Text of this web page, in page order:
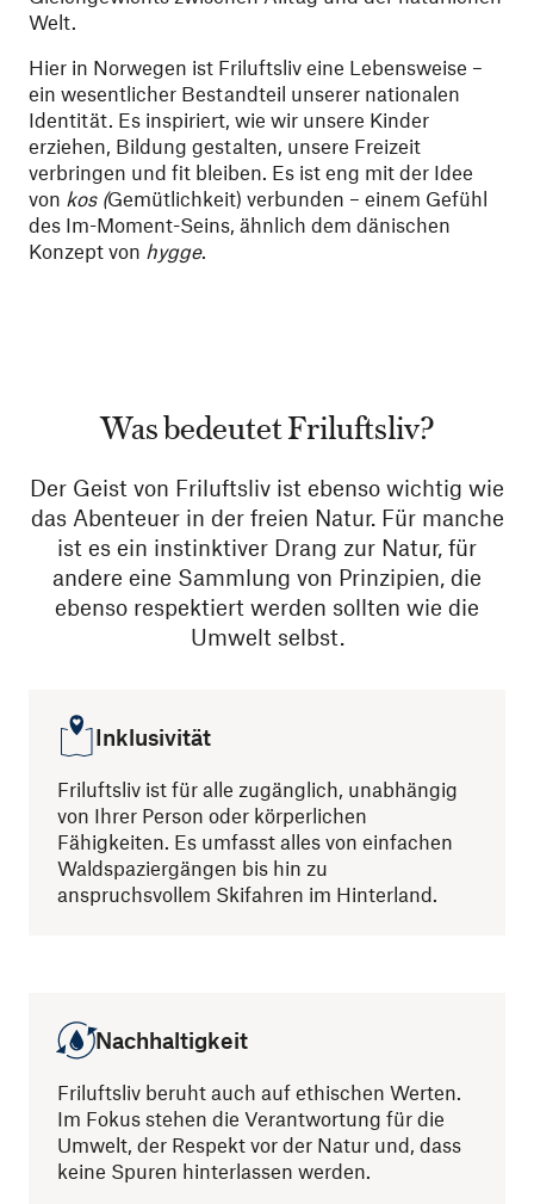
Welt.
Hier in Norwegen ist Friluftsliv eine Lebensweise –
ein wesentlicher Bestandteil unserer nationalen
Identität. Es inspiriert, wie wir unsere Kinder
erziehen, Bildung gestalten, unsere Freizeit
verbringen und fit bleiben. Es ist eng mit der Idee
von kos (Gemütlichkeit) verbunden – einem Gefühl
des Im-Moment-Seins, ähnlich dem dänischen
Konzept von hygge.
Was bedeutet Friluftsliv?
Der Geist von Friluftsliv ist ebenso wichtig wie
das Abenteuer in der freien Natur. Für manche
ist es ein instinktiver Drang zur Natur, für
andere eine Sammlung von Prinzipien, die
ebenso respektiert werden sollten wie die
Umwelt selbst.
Inklusivität
Friluftsliv ist für alle zugänglich, unabhängig
von Ihrer Person oder körperlichen
Fähigkeiten. Es umfasst alles von einfachen
Waldspaziergängen bis hin zu
anspruchsvollem Skifahren im Hinterland.
Nachhaltigkeit
Friluftsliv beruht auch auf ethischen Werten.
Im Fokus stehen die Verantwortung für die
Umwelt, der Respekt vor der Natur und, dass
keine Spuren hinterlassen werden.